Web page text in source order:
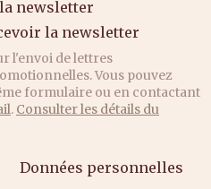
newsletter
la newsletter
l'envoi de lettres
Vous pouvez
formulaire ou en contactant
. Consulter les détails du
Données personnelles